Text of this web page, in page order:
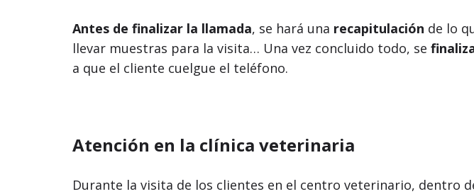
Antes de finalizar la llamada, se hará una recapitulación de lo
llevar muestras para la visita… Una vez concluido todo, se
a que el cliente cuelgue el teléfono.
Atención en la clínica veterinaria
Durante la visita de los clientes en el centro veterinario, dentro